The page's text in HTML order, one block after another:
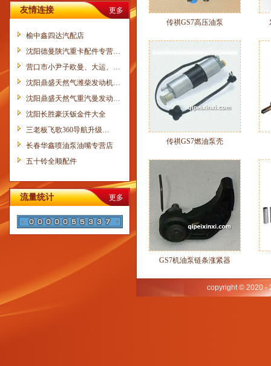
更多
友情连接
榆中鑫四达汽配店
沈阳德曼陕汽重卡配件专营…
营口市小尹子欧曼、大运、…
沈阳鼎盛天然气潍柴发动机…
沈阳鼎盛天然气重汽曼发动…
沈阳长胜豪沃钣金件大全
三老板飞歌360导航升级…
长春华鑫喷油泵油嘴专营店
五十铃全顺配件
更多
流量统计
发动机支托架GA4
传祺GS7高压油泵
传祺GS7燃油泵壳
GS7机油泵链条涨紧器
copyright © 2020